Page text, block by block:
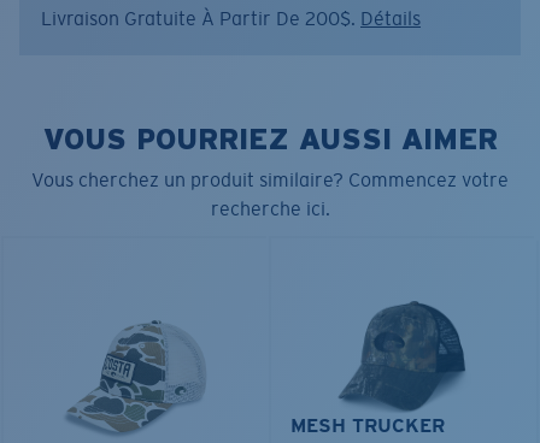
• Casquette à cinq panneaux et avant en mousse
matériaux recyclés
Nom du modèle:Hang Loose Trucker
HA 162NV
Livraison Gratuite À Partir De 200$. Détails
VOUS POURRIEZ AUSSI AIMER
Vous cherchez un produit similaire? Commencez votre
recherche ici.
MESH TRUCKER